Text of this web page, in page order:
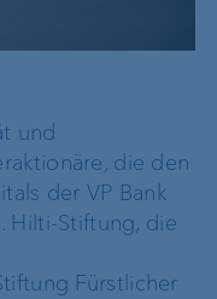
und
die den
der VP Bank
Hilti-Stiftung, die
Fürstlicher